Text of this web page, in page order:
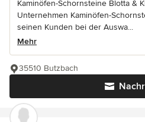
Kaminöfen-Schornsteine Blotta &
Unternehmen Kaminöfen-
seinen Kunden bei der Auswa...
Mehr
35510 Butzbach